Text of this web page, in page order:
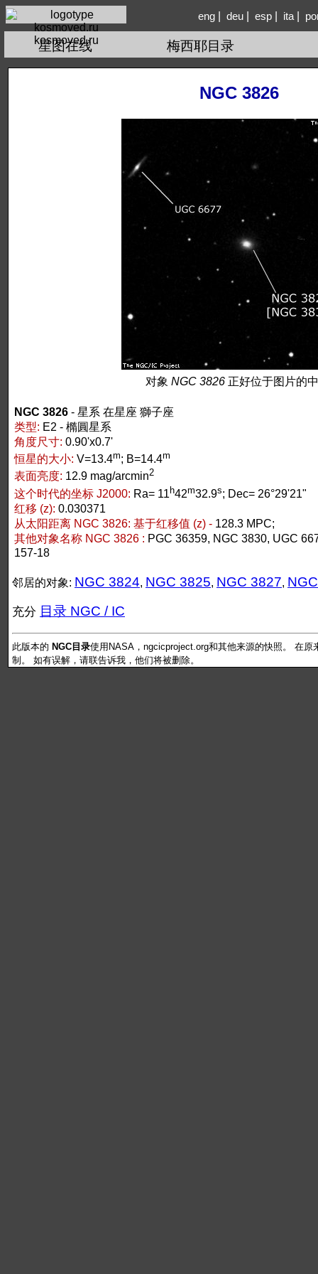
kosmoved.ru
eng| deu| esp| ita|
星图在线 梅西耶目录
NGC 3826
对象 NGC 3826 正好位于图片的
NGC 3826 - 星系 在星座 獅子座
类型: E2 - 橢圓星系
角度尺寸: 0.90'x0.7'
恒星的大小: V=13.4m; B=14.4m
表面亮度: 12.9 mag/arcmin2
这个时代的坐标 J2000: Ra= 11 h42m32.9s; Dec= 26°29'21"
红移 (z): 0.030371
从太阳距离 NGC 3826: 基于红移值 (z) - 128.3 MPC;
其他对象名称 NGC 3826 : PGC 36359, NGC 3830, UGC
157-18
邻居的对象: NGC 3824, NGC 3825, NGC 3827,
充分 目录 NGC / IC
此版本的 NGC目录使用NASA，ngcicproject.org和其他来源的快照。 在原
制。 如有误解，请联告诉我，他们将被删除。